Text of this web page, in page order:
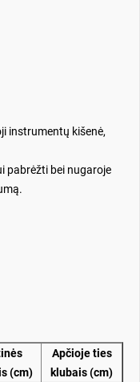
instrumentų kišenė,
pabrėžti bei nugaroje
(cm)
Apčioje ties
klubais (cm)